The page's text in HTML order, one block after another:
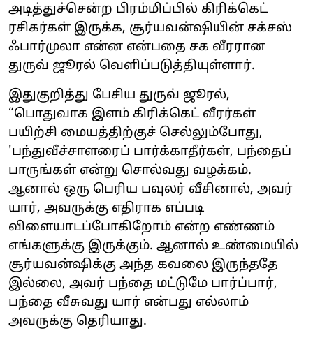
அடித்துச்சென்ற பிரம்மிப்பில் கிரிக்கெட்
ரசிகர்கள் இருக்க, சூர்யவன்ஷியின் சக்சஸ்
ஃபார்முலா என்ன என்பதை சக வீரரான
துருவ் ஜூரல் வெளிப்படுத்தியுள்ளார்.
இதுகுறித்து பேசிய துருவ் ஜூரல்,
“பொதுவாக இளம் கிரிக்கெட் வீரர்கள்
பயிற்சி மையத்திற்குச் செல்லும்போது, ​​
'பந்துவீச்சாளரைப் பார்க்காதீர்கள், பந்தைப்
பாருங்கள் என்று சொல்வது வழக்கம்.
ஆனால் ஒரு பெரிய பவுலர் வீசினால், அவர்
யார், அவருக்கு எதிராக எப்படி
விளையாடப்போகிறோம் என்ற எண்ணம்
எங்களுக்கு இருக்கும். ஆனால் உண்மையில்
சூர்யவன்ஷிக்கு அந்த கவலை இருந்ததே
இல்லை, அவர் பந்தை மட்டுமே பார்ப்பார்,
பந்தை வீசுவது யார் என்பது எல்லாம்
அவருக்கு தெரியாது.